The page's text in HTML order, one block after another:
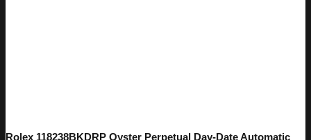
Rolex 118238BKDRP Oyster Perpetual Day-Date Automatic